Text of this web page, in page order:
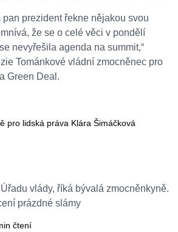
pan prezident řekne nějakou svou
že se o celé věci v pondělí
nevyřešila agenda na summit,“
Tománkové vládní zmocněnec pro
Green Deal.
vlády, říká bývalá zmocněnkyně.
prázdné slámy
čtení